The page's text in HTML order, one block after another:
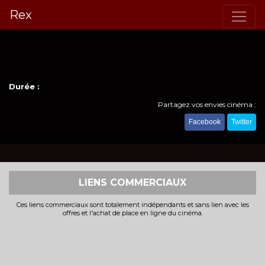
Rex
Durée :
Partagez vos envies cinéma :
Facebook Twitter
LIENS COMMERCIAUX
Ces liens commerciaux sont totalement indépendants et sans lien avec les
offres et l'achat de place en ligne du cinéma.